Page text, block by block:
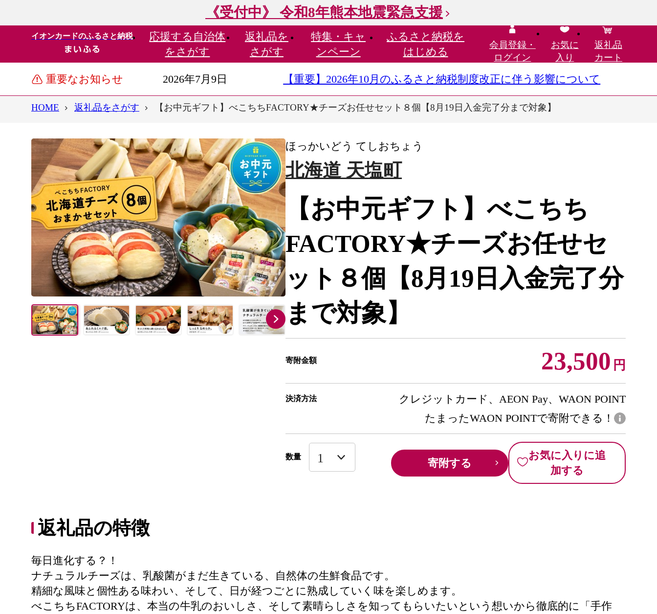
《受付中》 令和8年熊本地震緊急支援
イオンカードのふるさと納税 応援する 自治体
をさがす
返礼品を
さがす
特集・ キャ
ンペーン
ふるさと納税を
はじめる
会員登録・
ログイン
お気に
入り
返礼品
カート
重要なお知らせ 2026年7月9日 【重要】2026年10月のふるさと納税制度改正に伴う影響について
HOME 返礼品をさがす 【お中元ギフト】べこちちFACTORY★チーズお任せセット８個【8月19日入金完了分まで対象】
ほっかいどう てしおちょう
北海道 天塩町
【お中元ギフト】べこちち
FACTORY★チーズお任せセ
ット８個【8月19日入金完了分
まで対象】
寄附金額 23,500 円
決済方法
クレジットカード、AEON Pay、WAON POINT
たまったWAON POINTで寄附できる！
数量 寄附する
お気に入りに追
加する
返礼品の特徴
毎日進化する？！
ナチュラルチーズは、乳酸菌がまだ生きている、自然体の生鮮食品です。
精細な風味と個性ある味わい、そして、日が経つごとに熟成していく味を楽しめます。
べこちちFACTORYは、本当の牛乳のおいしさ、そして素晴らしさを知ってもらいたいという想いから徹底的に「手作